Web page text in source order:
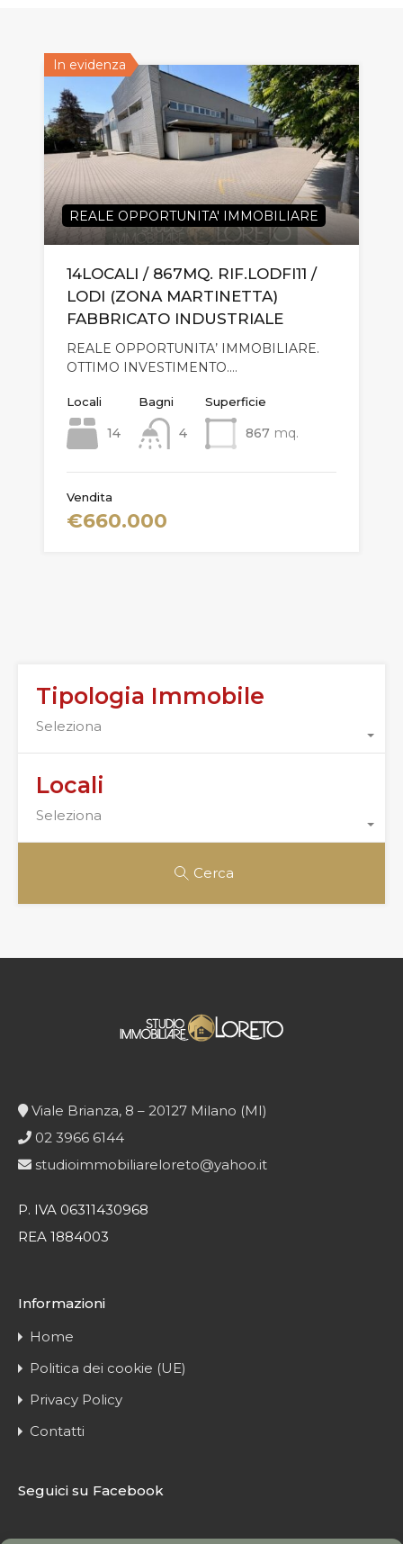
In evidenza
REALE OPPORTUNITA' IMMOBILIARE
14LOCALI / 867MQ. RIF.LODFI11 /
LODI (ZONA MARTINETTA)
FABBRICATO INDUSTRIALE
REALE OPPORTUNITA’ IMMOBILIARE.
OTTIMO INVESTIMENTO.…
Locali
14
Bagni
4
Superficie
867 mq.
Vendita
€660.000
Tipologia Immobile
Seleziona
Locali
Seleziona
Cerca
Viale Brianza, 8 – 20127 Milano (MI)
02 3966 6144
studioimmobiliareloreto@yahoo.it
P. IVA 06311430968
REA 1884003
Informazioni
Home
Politica dei cookie (UE)
Privacy Policy
Contatti
Seguici su Facebook